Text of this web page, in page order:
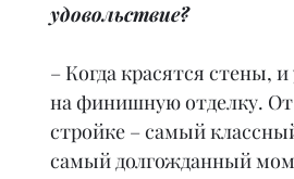
удовольствие?
– Когда красятся стены,
на финишную отделку. От
стройке – самый
самый долгожданный